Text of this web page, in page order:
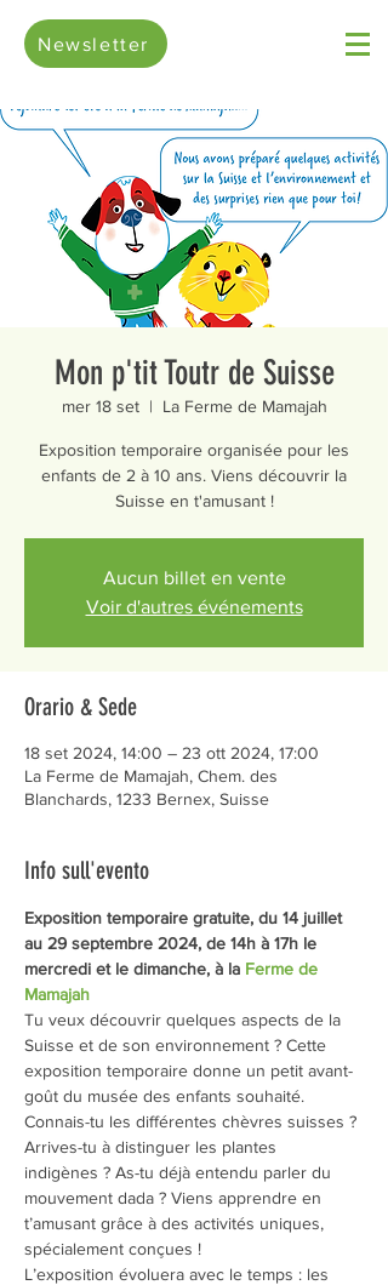
Newsletter
Mon p'tit Toutr de Suisse
mer 18 set
  |
La Ferme de Mamajah
Exposition temporaire organisée pour les
enfants de 2 à 10 ans. Viens découvrir la
Suisse en t'amusant !
Aucun billet en vente
Voir d'autres événements
Orario & Sede
18 set 2024, 14:00 – 23 ott 2024, 17:00
La Ferme de Mamajah, Chem. des
Blanchards, 1233 Bernex, Suisse
Info sull'evento
Exposition temporaire gratuite, du 14 juillet
au 29 septembre 2024, de 14h à 17h le
mercredi et le dimanche, à la Ferme de
Mamajah
Tu veux découvrir quelques aspects de la
Suisse et de son environnement ? Cette
exposition temporaire donne un petit avant-
goût du musée des enfants souhaité.
Connais-tu les différentes chèvres suisses ?
Arrives-tu à distinguer les plantes
indigènes ? As-tu déjà entendu parler du
mouvement dada ? Viens apprendre en
t’amusant grâce à des activités uniques,
spécialement conçues !
L’exposition évoluera avec le temps : les